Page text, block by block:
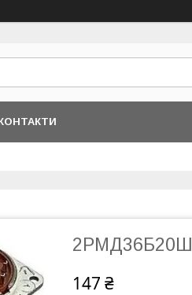
147 ₴